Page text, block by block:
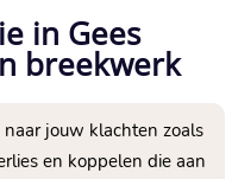
in Gees
breekwerk
jouw klachten zoals
en koppelen die aan